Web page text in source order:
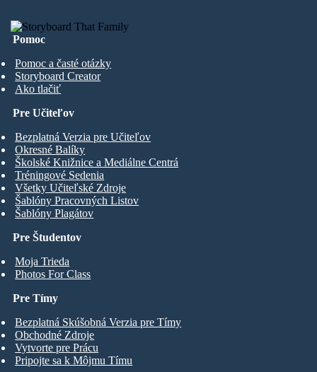
Pomoc
Pomoc a časté otázky
Storyboard Creator
Ako tlačiť
Pre Študentov
Moja Trieda
Photos For Class
Pre Učiteľov
Bezplatná Verzia pre Učiteľov
Okresné Balíky
Školské Knižnice a Mediálne Centrá
Tréningové Sedenia
Všetky Učiteľské Zdroje
Šablóny Pracovných Listov
Šablóny Plagátov
Pre Tímy
Bezplatná Skúšobná Verzia pre Tímy
Obchodné Zdroje
Vytvorte pre Prácu
Pripojte sa k Môjmu Tímu